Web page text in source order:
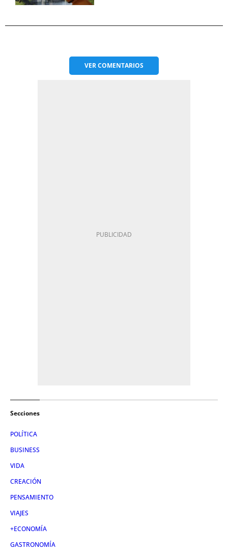
VERCOMENTARIOS
Secciones
POLÍTICA
BUSINESS
VIDA
CREACIÓN
PENSAMIENTO
VIAJES
+ECONOMÍA
GASTRONOMÍA